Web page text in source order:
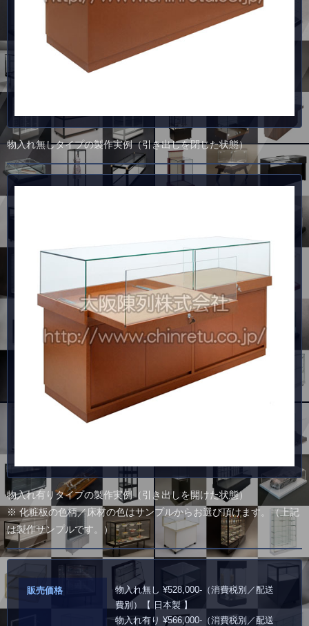
物入れ無しタイプの製作実例（引き出しを閉じた状態）
物入れ有りタイプの製作実例（引き出しを開けた状態）
※ 化粧板の色柄／床材の色はサンプルからお選び頂けます。（上記
は製作サンプルです。）
販売価格
物入れ無し ¥528,000-（消費税別／配送
費別）【 日本製 】
物入れ有り ¥566,000-（消費税別／配送